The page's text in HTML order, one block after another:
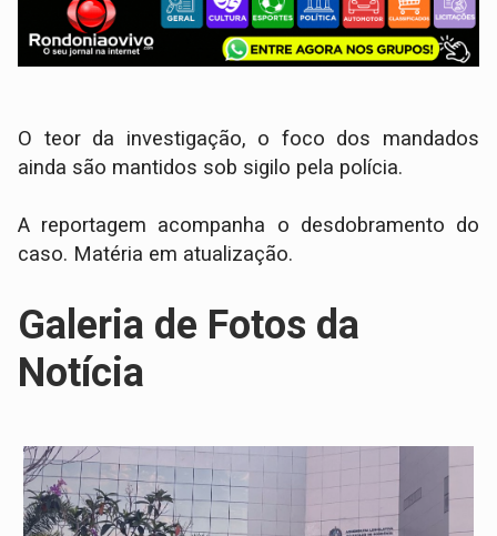
​O teor da investigação, o foco dos mandados
ainda são mantidos sob sigilo pela polícia.
​A reportagem acompanha o desdobramento do
caso. Matéria em atualização.
Galeria de Fotos da
Notícia